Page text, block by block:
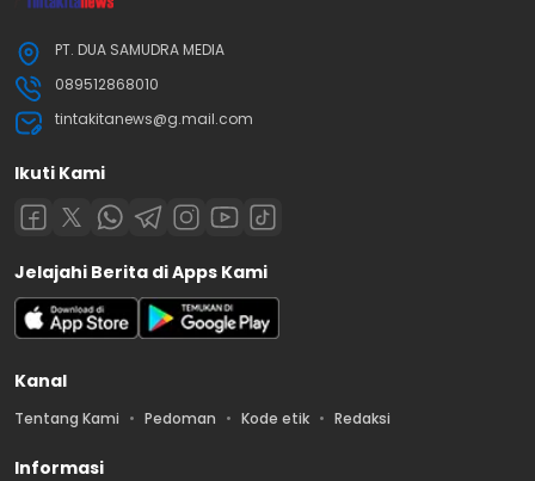
PT. DUA SAMUDRA MEDIA
089512868010
tintakitanews@g.mail.com
Ikuti Kami
Jelajahi Berita di Apps Kami
Kanal
Tentang Kami Pedoman Kode etik Redaksi
Informasi